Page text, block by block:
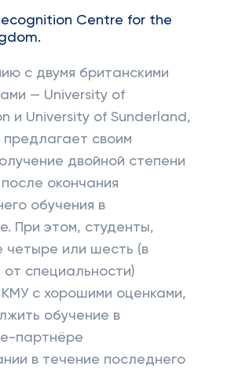
Centre for the
с двумя британскими
— University of
и University of Sunderland,
предлагает своим
двойной степени
окончания
обучения в
При этом, студенты,
четыре или шесть (в
от специальности)
с хорошими оценками,
обучение в
партнёре
в течение последнего